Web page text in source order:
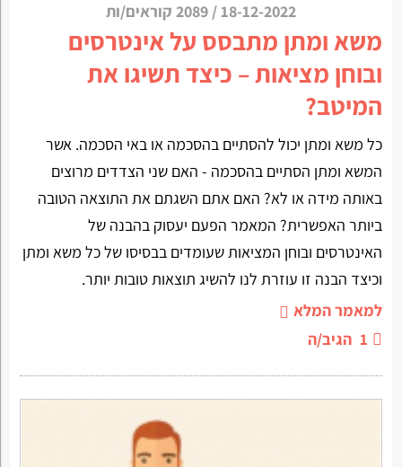
18-12-2022
/ 2089 קוראים/ות
משא ומתן מתבסס על אינטרסים
ובוחן מציאות – כיצד תשיגו את
המיטב?
כל משא ומתן יכול להסתיים בהסכמה או באי הסכמה. אשר
המשא ומתן הסתיים בהסכמה - האם שני הצדדים מרוצים
באותה מידה או לא? האם אתם השגתם את התוצאה הטובה
ביותר האפשרית? המאמר הפעם יעסוק בהבנה של
האינטרסים ובוחן המציאות שעומדים בבסיסו של כל משא ומתן
וכיצד הבנה זו עוזרת לנו להשיג תוצאות טובות יותר.
למאמר המלא
1 הגיב/ה